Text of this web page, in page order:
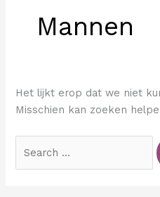
Mannen
Het lijkt erop dat we niet
Misschien kan zoeken
naar: